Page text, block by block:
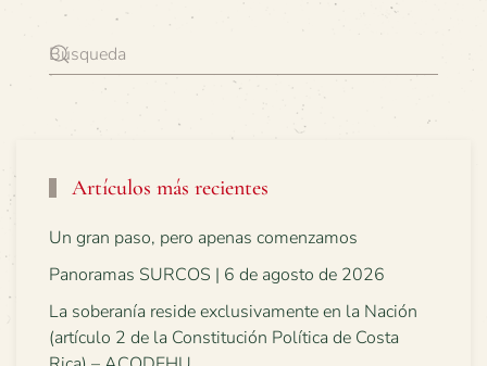
Artículos más recientes
Un gran paso, pero apenas comenzamos
Panoramas SURCOS | 6 de agosto de 2026
La soberanía reside exclusivamente en la Nación
(artículo 2 de la Constitución Política de Costa